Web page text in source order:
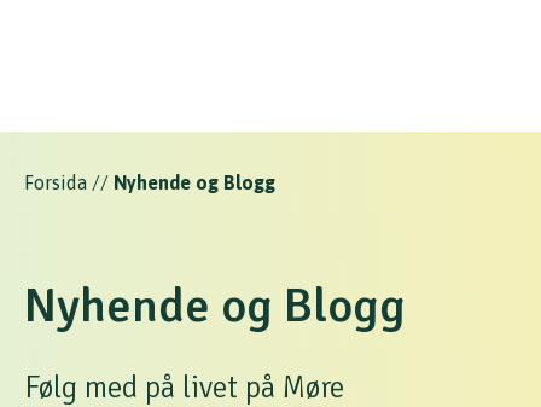
Forsida // Nyhende og Blogg
Nyhende og Blogg
Følg med på livet på Møre